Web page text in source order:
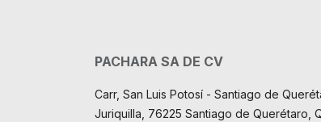
PACHARA SA DE CV
Carr, San Luis Potosí - Santiago de
Juriquilla, 76225 Santiago de Querétaro,